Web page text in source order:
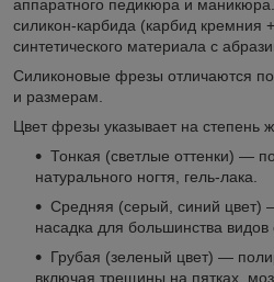
аппаратного педикюра и
силикон-карбида (карбид
синтетического материала с
Силиконовые фрезы отличаются
и размерам.
Цвет фрезы указывает на степень
Тонкая (светлые оттенки) —
натурального ногтя, гель-лака.
Средняя (серый, синий цвет)
насадка для большинства видов
Грубая (зеленый цвет) —
включая трещины на пятках,